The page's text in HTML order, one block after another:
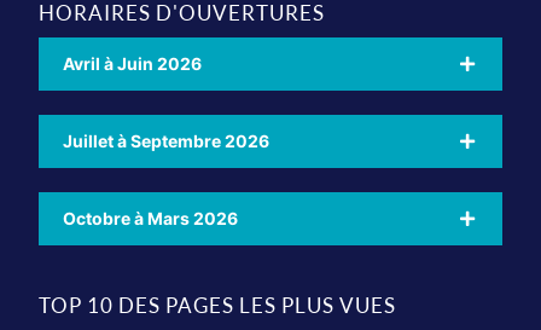
HORAIRES D'OUVERTURES
Avril à Juin 2026
Juillet à Septembre 2026
Octobre à Mars 2026
TOP 10 DES PAGES LES PLUS VUES